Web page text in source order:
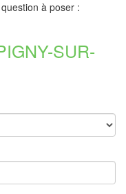
à poser :
SUR-